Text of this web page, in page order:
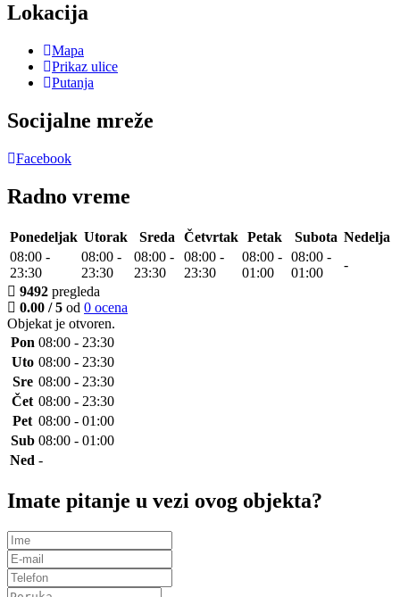
Lokacija
Mapa
Prikaz ulice
Putanja
Socijalne mreže
Facebook
Radno vreme
Ponedeljak Utorak Sreda Četvrtak Petak Subota Nedelja
08:00 -
23:30
08:00 -
23:30
08:00 -
23:30
08:00 -
23:30
08:00 -
01:00
08:00 -
01:00
-
9492 pregleda
0.00 / 5 od 0 ocena
Objekat je otvoren.
Pon 08:00 - 23:30
Uto 08:00 - 23:30
Sre 08:00 - 23:30
Čet 08:00 - 23:30
Pet 08:00 - 01:00
Sub 08:00 - 01:00
Ned -
Imate pitanje u vezi ovog objekta?